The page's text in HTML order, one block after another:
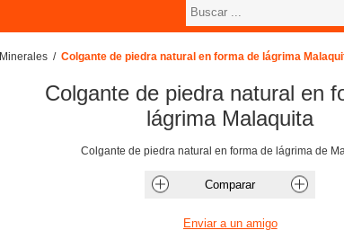
Minerales / Colgante de piedra natural en forma de lágrima
Colgante de piedra natural en
lágrima Malaquita
Colgante de piedra natural en forma de lágrima de